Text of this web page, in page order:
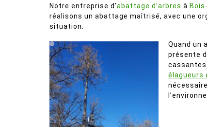
Notre entreprise d'abattage d’arbres à
réalisons un abattage maîtrisé, avec une
situation.
Quand un
présente
élagueurs